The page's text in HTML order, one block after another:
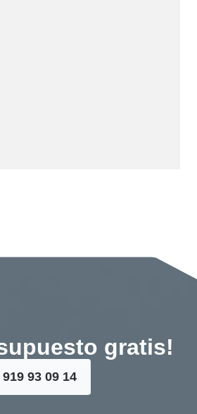
gratis!
919 93 09 14